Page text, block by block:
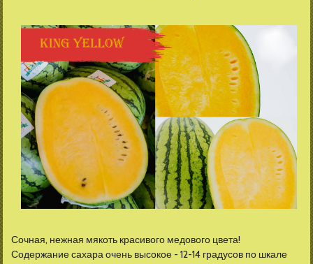
Сочная, нежная мякоть красивого медового цвета!
Содержание сахара очень высокое - 12-14 градусов по шкале